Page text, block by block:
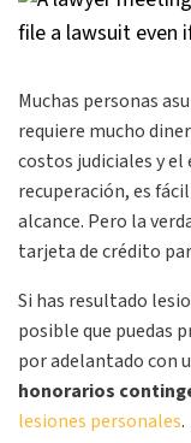
Muchas personas
requiere mucho
costos judiciales y
recuperación, es
alcance. Pero la
tarjeta de crédito
Si has resultado
posible que puedas
por adelantado con
honorarios
lesiones personales.